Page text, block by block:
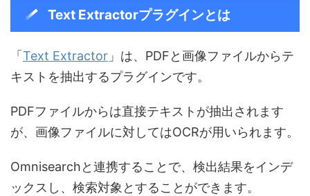
Text Extractorプラグインとは
「 Text Extractor 」は、PDFと画像ファイルからテ
キストを抽出するプラグインです。
PDFファイルからは直接テキストが抽出されます
が、画像ファイルに対してはOCRが用いられます。
Omnisearchと連携することで、検出結果をインデ
ックスし、検索対象とすることができます。